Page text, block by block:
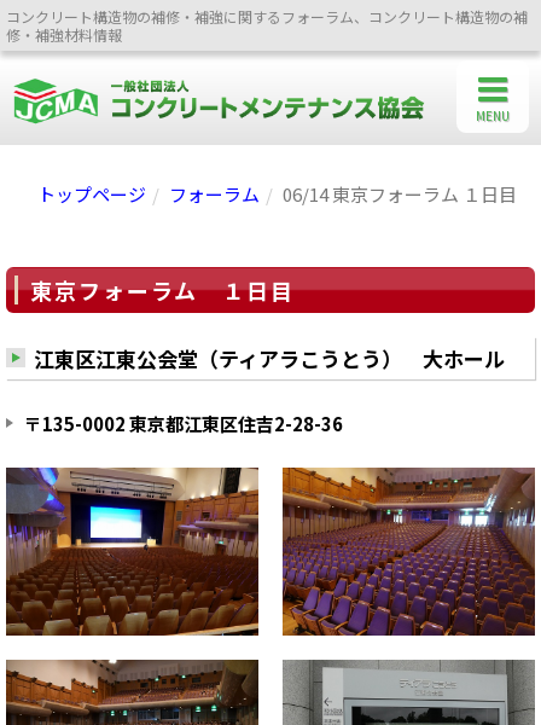
コンクリート構造物の補修・補強に関するフォーラム、コンクリート構造物の補
修・補強材料情報
トップページ フォーラム 06/14 東京フォーラム １日目
東京フォーラム １日目
江東区江東公会堂（ティアラこうとう） 大ホール
〒135-0002 東京都江東区住吉2-28-36
MENU